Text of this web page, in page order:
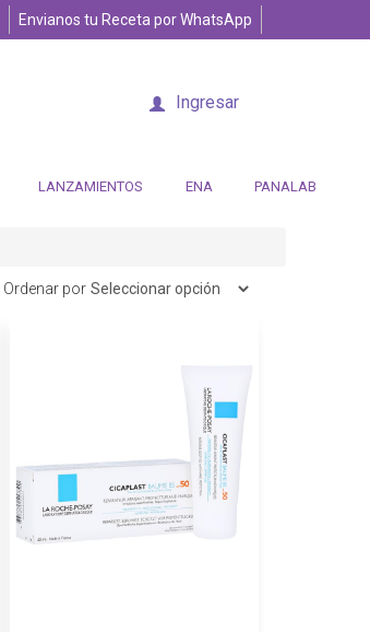
Envianos tu Receta por WhatsApp
Ingresar
LANZAMIENTOS ENA PANALAB
Ordenar por